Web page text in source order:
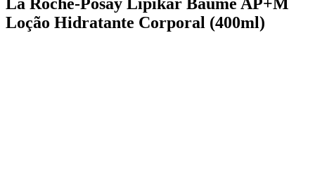
La Roche-Posay Lipikar Baume AP+M
Loção Hidratante Corporal (400ml)